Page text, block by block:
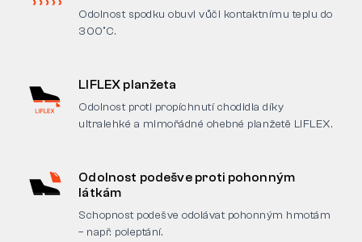
Odolnost spodku obuvi vůči kontaktnímu teplu do
300°C.
LIFLEX planžeta
Odolnost proti propíchnutí chodidla díky
ultralehké a mimořádné ohebné planžetě LIFLEX.
Odolnost podešve proti pohonným
látkám
Schopnost podešve odolávat pohonným hmotám
– např. poleptání.